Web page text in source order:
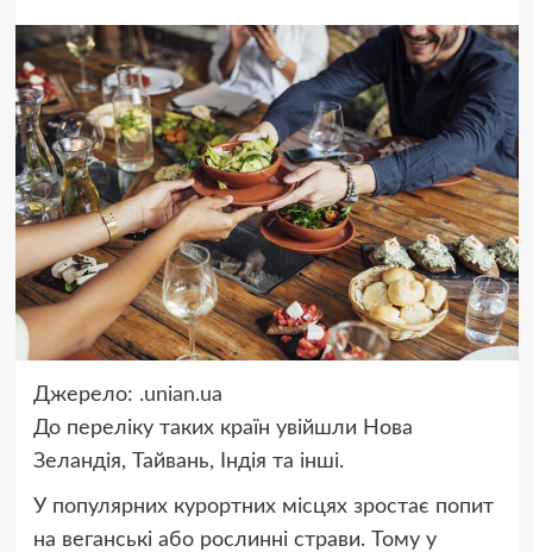
Джерело: .unian.ua
До переліку таких країн увійшли Нова
Зеландія, Тайвань, Індія та інші.
У популярних курортних місцях зростає попит
на веганські або рослинні страви. Тому у